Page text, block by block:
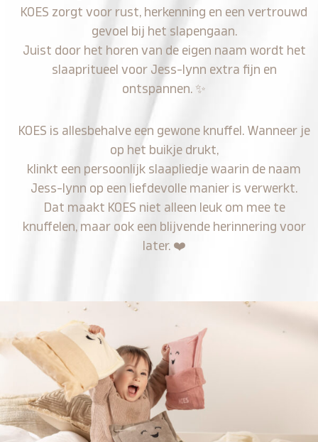
KOES zorgt voor rust, herkenning en een vertrouwd
gevoel bij het slapengaan.
Juist door het horen van de eigen naam wordt het
slaapritueel voor Jess-lynn extra fijn en
ontspannen. ✨
KOES is allesbehalve een gewone knuffel. Wanneer je
op het buikje drukt,
klinkt een persoonlijk slaapliedje waarin de naam
Jess-lynn op een liefdevolle manier is verwerkt.
Dat maakt KOES niet alleen leuk om mee te
knuffelen, maar ook een blijvende herinnering voor
later. ❤️